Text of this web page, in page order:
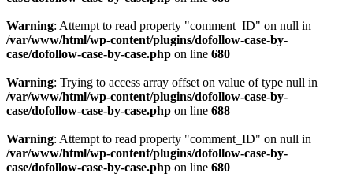
Warning: Attempt to read property "comment_ID" on null in
/var/www/html/wp-content/plugins/dofollow-case-by-
case/dofollow-case-by-case.php on line 680
Warning: Trying to access array offset on value of type null in
/var/www/html/wp-content/plugins/dofollow-case-by-
case/dofollow-case-by-case.php on line 688
Warning: Attempt to read property "comment_ID" on null in
/var/www/html/wp-content/plugins/dofollow-case-by-
case/dofollow-case-by-case.php on line 680